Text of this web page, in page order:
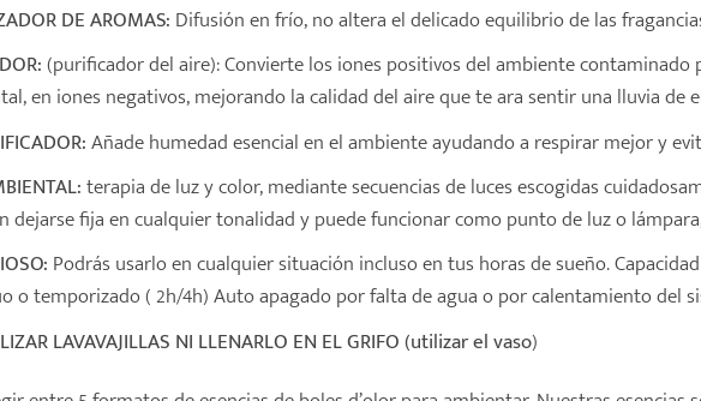
DE AROMAS: Difusión en frío, no altera el delicado equilibrio de las
(purificador del aire): Convierte los iones positivos del ambiente contaminado
en iones negativos, mejorando la calidad del aire que te ara sentir una lluvia de
Añade humedad esencial en el ambiente ayudando a respirar mejor y
terapia de luz y color, mediante secuencias de luces escogidas
dejarse fija en cualquier tonalidad y puede funcionar como punto de luz o
Podrás usarlo en cualquier situación incluso en tus horas de sueño.
o temporizado ( 2h/4h) Auto apagado por falta de agua o por calentamiento del
LAVAVAJILLAS NI LLENARLO EN EL GRIFO (utilizar el vaso)